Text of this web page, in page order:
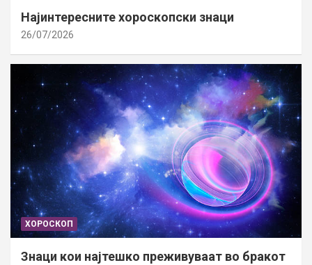
Најинтересните хороскопски знаци
26/07/2026
ХОРОСКОП
Знаци кои најтешко преживуваат во бракот